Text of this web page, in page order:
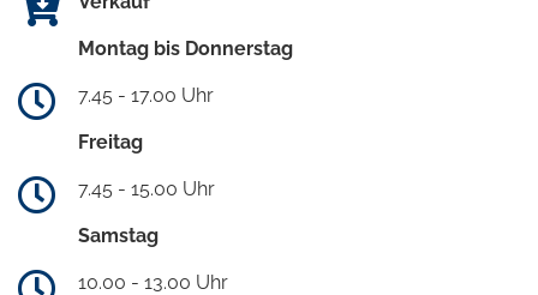
Montag bis Donnerstag
7.45 - 17.00 Uhr
Freitag
7.45 - 15.00 Uhr
Samstag
10.00 - 13.00 Uhr